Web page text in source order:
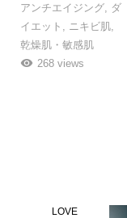
アンチエイジング,
ダ
イエット
ニキビ肌,
乾燥肌・敏感肌
268 views
LOVE